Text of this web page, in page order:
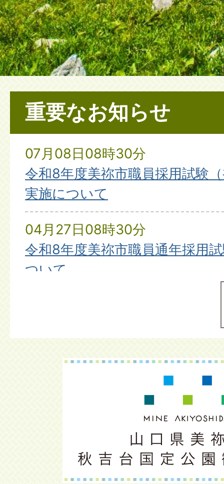
重要なお知らせ
07月08日08時30分
令和8年度美祢市職員採用試験
実施について
04月27日08時30分
令和8年度美祢市職員通年採用
ついて
Mine秋吉台ジオパーク ユネス
ーク認定！